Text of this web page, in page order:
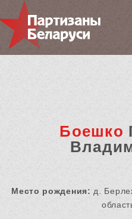
Боешко
Место рождения: д.